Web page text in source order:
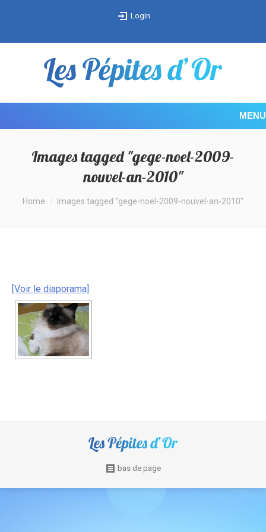
Login
MENU
Images tagged "gege-noel-2009-
nouvel-an-2010"
You are here:
Home Images tagged "gege-noel-2009-nouvel-an-2010"
[Voir le diaporama]
bas de page